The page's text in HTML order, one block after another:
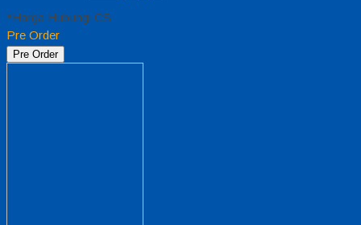
*Harga Hubungi CS
Pre Order
Pre Order